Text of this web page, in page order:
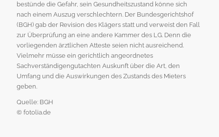
bestünde die Gefahr, sein Gesundheitszustand könne sich
nach einem Auszug verschlechtern. Der Bundesgerichtshof
(BGH) gab der Revision des Klägers statt und verweist den Fall
zur Überprüfung an eine andere Kammer des LG. Denn die
vorliegenden ärztlichen Atteste seien nicht ausreichend.
Vielmehr müsse ein gerichtlich angeordnetes
Sachverständigengutachten Auskunft über die Art, den
Umfang und die Auswirkungen des Zustands des Mieters
geben.
Quelle: BGH
© fotolia.de